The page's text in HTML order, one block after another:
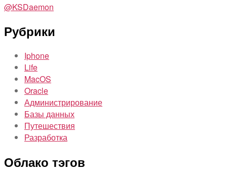
@KSDaemon
Рубрики
Iphone
Life
MacOS
Oracle
Администрирование
Базы данных
Путешествия
Разработка
Облако тэгов